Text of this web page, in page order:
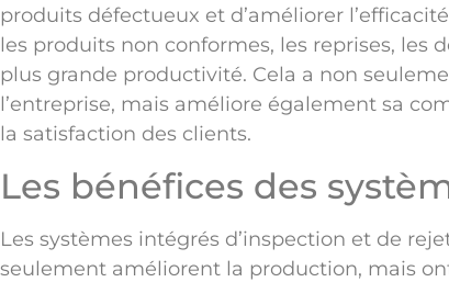
produits défectueux et d’améliorer
les produits non conformes, les reprises, les
plus grande productivité. Cela a non
l’entreprise, mais améliore également sa
la satisfaction des clients.
Les bénéfices des
Les systèmes intégrés d’inspection et de
seulement améliorent la production, mais